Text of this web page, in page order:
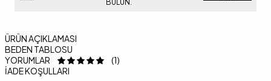
BULUN.
ÜRÜN AÇIKLAMASI
BEDEN TABLOSU
YORUMLAR
(1)
İADE KOŞULLARI